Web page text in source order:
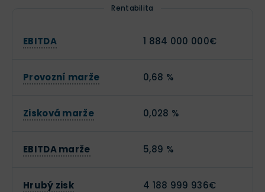
Rentabilita
EBITDA 1 884 000 000€
Provozní marže 0,68 %
Zisková marže 0,028 %
EBITDA marže 5,89 %
Hrubý zisk 4 188 999 936€